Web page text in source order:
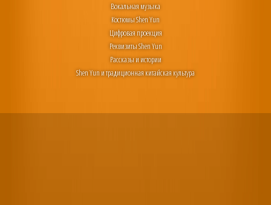
Вокальная музыка
Костюмы Shen Yun
Цифровая проекция
Реквизиты Shen Yun
Рассказы и истории
Shen Yun и традиционная китайская культура